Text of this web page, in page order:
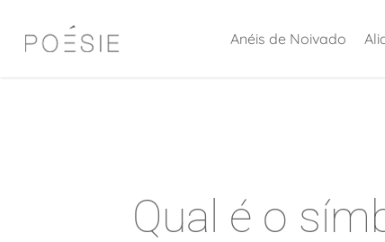
Anéis de Noivado
Qual é o